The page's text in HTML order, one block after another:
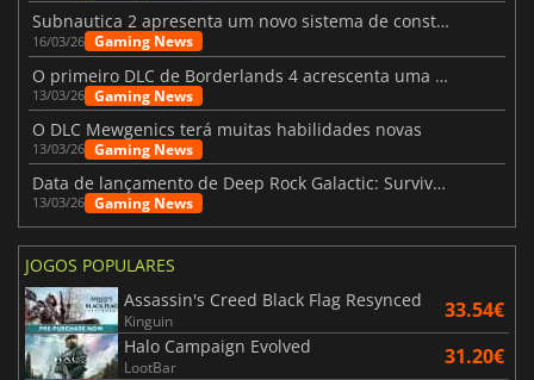
Subnautica 2 apresenta um novo sistema de construção de bases
16/03/26 Gaming News
O primeiro DLC de Borderlands 4 acrescenta uma nova personagem e muito mais
13/03/26 Gaming News
O DLC Mewgenics terá muitas habilidades novas
13/03/26 Gaming News
Data de lançamento de Deep Rock Galactic: Survivor - The Heavy Duty Expansion
13/03/26 Gaming News
JOGOS POPULARES
Assassin's Creed Black Flag Resynced
Kinguin 33.54€
Halo Campaign Evolved
LootBar 31.20€